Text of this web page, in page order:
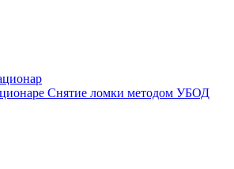
Снятие ломки методом УБОД